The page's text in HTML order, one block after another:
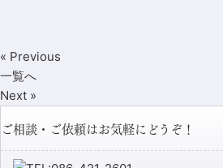
« Previous
一覧へ
Next »
ご相談・ご依頼はお気軽にどうぞ！